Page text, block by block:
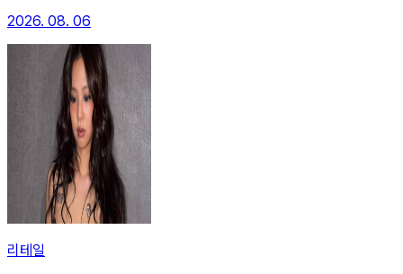
2026. 08. 06
리테일